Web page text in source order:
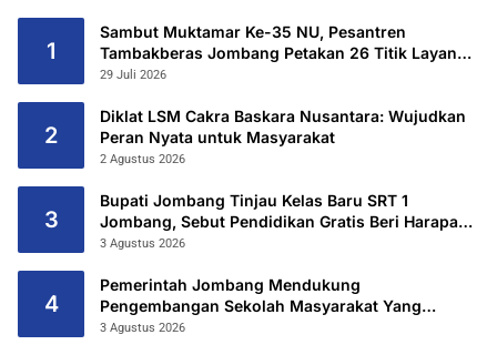
1
Sambut Muktamar Ke-35 NU, Pesantren
Tambakberas Jombang Petakan 26 Titik Layanan
Utama
29 Juli 2026
2
Diklat LSM Cakra Baskara Nusantara: Wujudkan
Peran Nyata untuk Masyarakat
2 Agustus 2026
3
Bupati Jombang Tinjau Kelas Baru SRT 1
Jombang, Sebut Pendidikan Gratis Beri Harapan
Baru
3 Agustus 2026
4
Pemerintah Jombang Mendukung
Pengembangan Sekolah Masyarakat Yang
Kurang Mampu Hingga Hibahkan 6,3 Hektar
3 Agustus 2026